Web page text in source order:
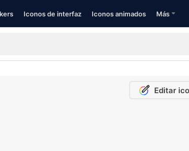
Iconos de interfaz Iconos animados Más
Editar